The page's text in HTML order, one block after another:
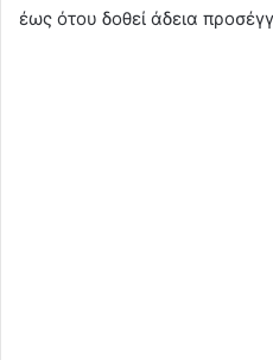
έως ότου δοθεί άδεια